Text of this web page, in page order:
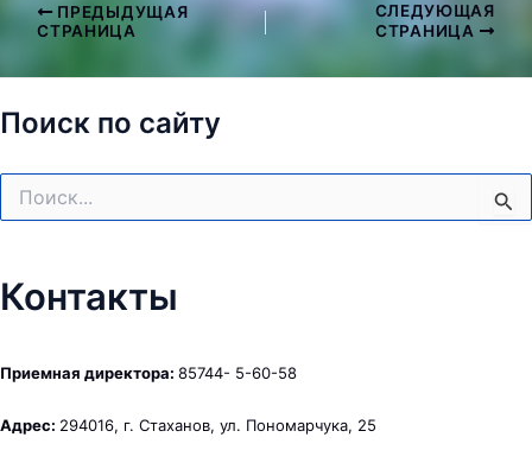
Навигация
записям
ПРЕДЫДУЩАЯ
СТРАНИЦА
СЛЕДУЮЩАЯ
СТРАНИЦА
Поиск по сайту
Контакты
Приемная директора: 85744- 5-60-58
Адрес: 294016, г. Стаханов, ул. Пономарчука, 25